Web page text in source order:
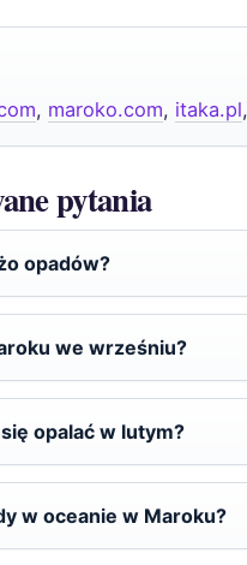
, maroko.com, itaka.pl
pytania
opadów?
we wrześniu?
opalać w lutym?
w oceanie w Maroku?